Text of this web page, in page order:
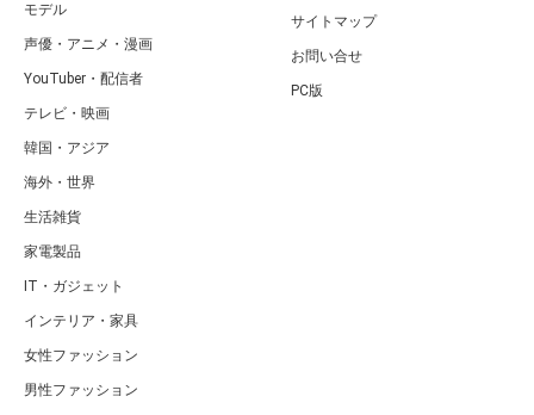
モデル
声優・アニメ・漫画
YouTuber・配信者
テレビ・映画
韓国・アジア
海外・世界
生活雑貨
家電製品
IT・ガジェット
インテリア・家具
女性ファッション
男性ファッション
サイトマップ
お問い合せ
PC版